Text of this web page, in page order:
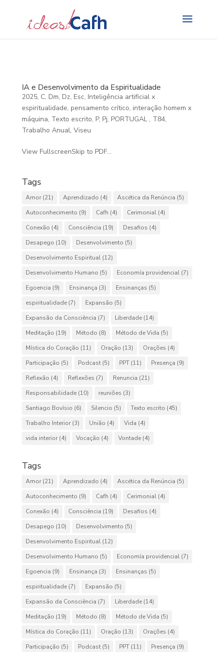
IA e Desenvolvimento da Espiritualidade
2025, C, Dm, Dz, Esc, Inteligência artificial x
espiritualidade, pensamento crítico, interação homem x
máquina, Texto escrito, P, Pj, PORTUGAL , T84,
Trabalho Anual, Viseu
View FullscreenSkip to PDF...
Tags
Amor(21) Aprendizado (4) Ascética da Renúncia (5)
Autoconhecimento (9) Cafh (4) Cerimonial(4)
Conexão (4) Consciência (19) Desafios (4)
Desapego (10) Desenvolvimento (5)
Desenvolvimento Espiritual(12)
Desenvolvimento Humano (5) Economía providencial(7)
Egoencia (9) Ensinança (3) Ensinanças (5)
espiritualidade(7) Expansão (5)
Expansão da Consciência (7) Liberdade(14)
Meditação (19) Método (8) Método de Vida (5)
Mística do Coração (11) Oração (13) Orações (4)
Participação (5) Podcast(5) PPT(11) Presença (9)
Reflexão (4) Reflexões (7) Renuncia (21)
Responsabilidade(10) reuniões (3)
Santiago Bovísio (6) Silencio (5) Texto escrito (45)
Trabalho Interior(3) União (4) Vida (4)
vida interior(4) Vocação (4) Vontade(4)
Tags
Amor(21) Aprendizado (4) Ascética da Renúncia (5)
Autoconhecimento (9) Cafh (4) Cerimonial(4)
Conexão (4) Consciência (19) Desafios (4)
Desapego (10) Desenvolvimento (5)
Desenvolvimento Espiritual(12)
Desenvolvimento Humano (5) Economía providencial(7)
Egoencia (9) Ensinança (3) Ensinanças (5)
espiritualidade(7) Expansão (5)
Expansão da Consciência (7) Liberdade(14)
Meditação (19) Método (8) Método de Vida (5)
Mística do Coração (11) Oração (13) Orações (4)
Participação (5) Podcast(5) PPT(11) Presença (9)